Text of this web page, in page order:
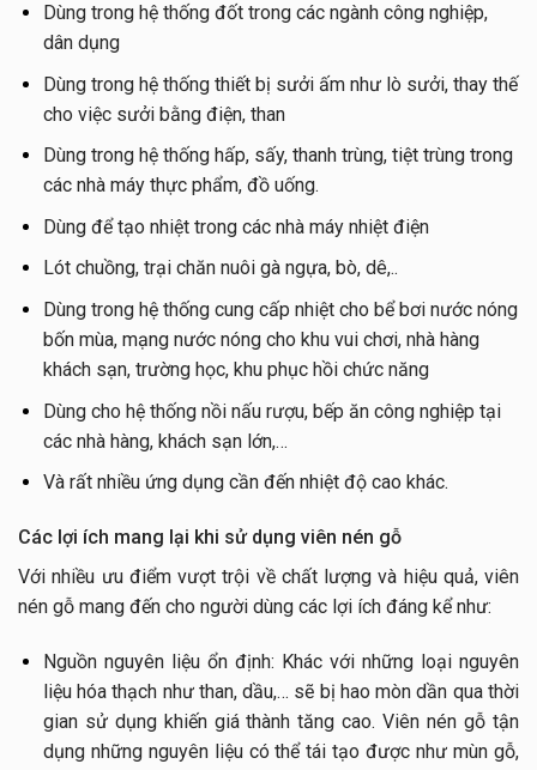
Dùng trong hệ thống đốt trong các ngành công nghiệp,
dân dụng
Dùng trong hệ thống thiết bị sưởi ấm như lò sưởi, thay thế
cho việc sưởi bằng điện, than
Dùng trong hệ thống hấp, sấy, thanh trùng, tiệt trùng trong
các nhà máy thực phẩm, đồ uống.
Dùng để tạo nhiệt trong các nhà máy nhiệt điện
Lót chuồng, trại chăn nuôi gà ngựa, bò, dê,..
Dùng trong hệ thống cung cấp nhiệt cho bể bơi nước nóng
bốn mùa, mạng nước nóng cho khu vui chơi, nhà hàng
khách sạn, trường học, khu phục hồi chức năng
Dùng cho hệ thống nồi nấu rượu, bếp ăn công nghiệp tại
các nhà hàng, khách sạn lớn,…
Và rất nhiều ứng dụng cần đến nhiệt độ cao khác.
Các lợi ích mang lại khi sử dụng viên nén gỗ
Với nhiều ưu điểm vượt trội về chất lượng và hiệu quả, viên
nén gỗ mang đến cho người dùng các lợi ích đáng kể như:
Nguồn nguyên liệu ổn định: Khác với những loại nguyên
liệu hóa thạch như than, dầu,… sẽ bị hao mòn dần qua thời
gian sử dụng khiến giá thành tăng cao. Viên nén gỗ tận
dụng những nguyên liệu có thể tái tạo được như mùn gỗ,